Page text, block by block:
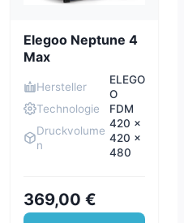
Elegoo Neptune 4
Max
Hersteller
ELEGO
O
Technologie
FDM
Druckvolume
n
420 x
420 x
480
369,00 €